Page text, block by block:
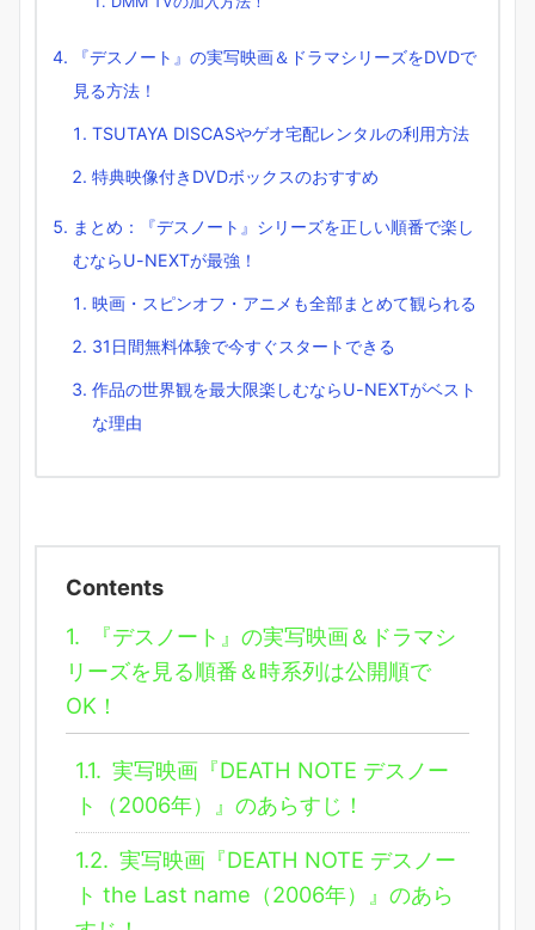
『デスノート』の実写映画＆ドラマシリーズをDVDで
見る方法！
TSUTAYA DISCASやゲオ宅配レンタルの利用方法
特典映像付きDVDボックスのおすすめ
まとめ：『デスノート』シリーズを正しい順番で楽し
むならU-NEXTが最強！
映画・スピンオフ・アニメも全部まとめて観られる
31日間無料体験で今すぐスタートできる
作品の世界観を最大限楽しむならU-NEXTがベスト
な理由
Contents
1.
『デスノート』の実写映画＆ドラマシ
リーズを見る順番＆時系列は公開順で
OK！
1.1. 実写映画『DEATH NOTE デスノー
ト（2006年）』のあらすじ！
1.2. 実写映画『DEATH NOTE デスノー
ト the Last name（2006年）』のあら